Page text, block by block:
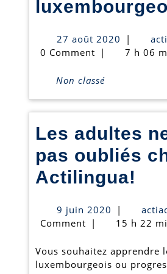
27 août 2020 27
août
|
0 Comment | 7 h 06
Non classé
Les adultes
pas oubliés
Actilingua!
ne
sont
9 juin 2020
juin
|
Comment | 15 h 22
Vous souhaitez apprendre
luxembourgeois ou